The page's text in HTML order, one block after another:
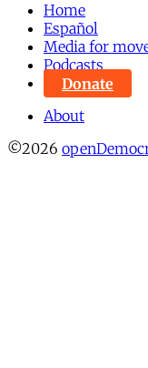
Home
Español
Media for
Podcasts
Donate
About
©2026